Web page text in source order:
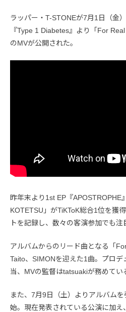
ラッパー・T-STONEが7月1日（金
『Type 1 Diabetes』より「For
のMVが公開された。
昨年末より1st EP『APOSTROPHE
KOTETSU」がTiKToK総合1位を獲
トを記録し、数々の客演参加でも注
アルバムからのリード曲となる「
Taito、SIMONを迎えた1曲。プロ
当、MVの監督はtatsuakiが務めてい
また、7月9日（土）よりアルバム
始。現在発表されている公演に加え